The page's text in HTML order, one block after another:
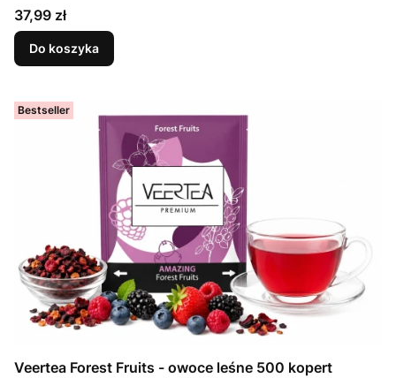
Cena
37,99 zł
Do koszyka
Bestseller
Veertea Forest Fruits - owoce leśne 500 kopert